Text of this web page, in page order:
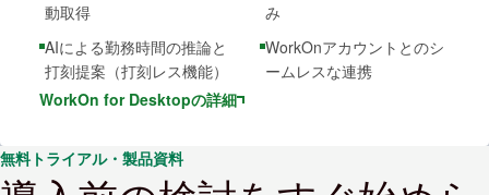
動取得
み
AIによる勤務時間の推論と
打刻提案（打刻レス機能）
WorkOnアカウントとのシ
ームレスな連携
WorkOn for Desktopの詳細
無料トライアル・製品資料